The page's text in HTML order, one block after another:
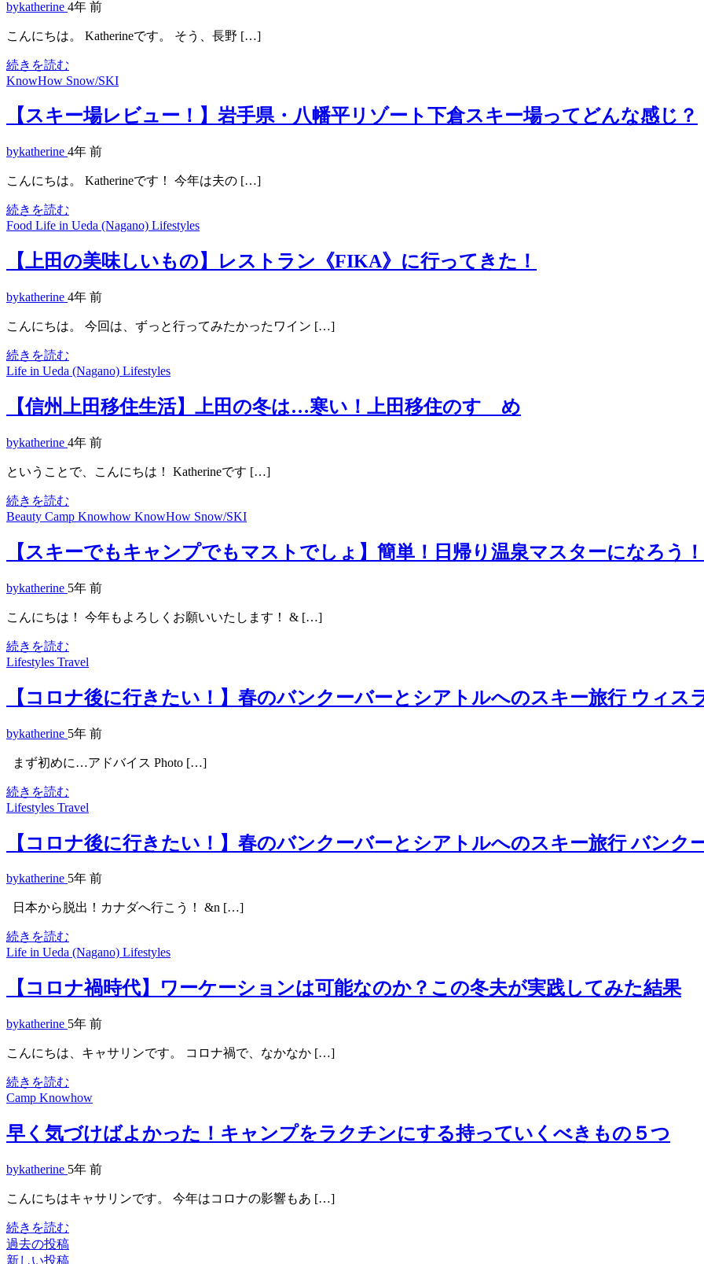
bykatherine 4年 前
こんにちは。 Katherineです。 そう、長野 […]
続きを読む
KnowHow Snow/SKI
【スキー場レビュー！】岩手県・八幡平リゾート下倉スキー場ってどんな感じ？
bykatherine 4年 前
こんにちは。 Katherineです！ 今年は夫の […]
続きを読む
Food Life in Ueda (Nagano) Lifestyles
【上田の美味しいもの】レストラン《FIKA》に行ってきた！
bykatherine 4年 前
こんにちは。 今回は、ずっと行ってみたかったワイン […]
続きを読む
Life in Ueda (Nagano) Lifestyles
【信州上田移住生活】上田の冬は…寒い！上田移住のすゝめ
bykatherine 4年 前
ということで、こんにちは！ Katherineです […]
続きを読む
Beauty Camp Knowhow KnowHow Snow/SKI
【スキーでもキャンプでもマストでしょ】簡単！日帰り温泉マスターになろう
bykatherine 5年 前
こんにちは！ 今年もよろしくお願いいたします！ & […]
続きを読む
Lifestyles Travel
【コロナ後に行きたい！】春のバンクーバーとシアトルへのスキー旅行 ウィス
bykatherine 5年 前
まず初めに…アドバイス Photo […]
続きを読む
Lifestyles Travel
【コロナ後に行きたい！】春のバンクーバーとシアトルへのスキー旅行 バンク
bykatherine 5年 前
日本から脱出！カナダへ行こう！ &n […]
続きを読む
Life in Ueda (Nagano) Lifestyles
【コロナ禍時代】ワーケーションは可能なのか？この冬夫が実践してみた結果
bykatherine 5年 前
こんにちは、キャサリンです。 コロナ禍で、なかなか […]
続きを読む
Camp Knowhow
早く気づけばよかった！キャンプをラクチンにする持っていくべきもの５つ
bykatherine 5年 前
こんにちはキャサリンです。 今年はコロナの影響もあ […]
続きを読む
投
過去の投稿
新しい投稿